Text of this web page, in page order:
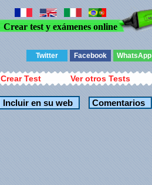
Crear test y exámenes online
Twitter Facebook WhatsApp
Crear Test Ver otros Tests
Comentarios